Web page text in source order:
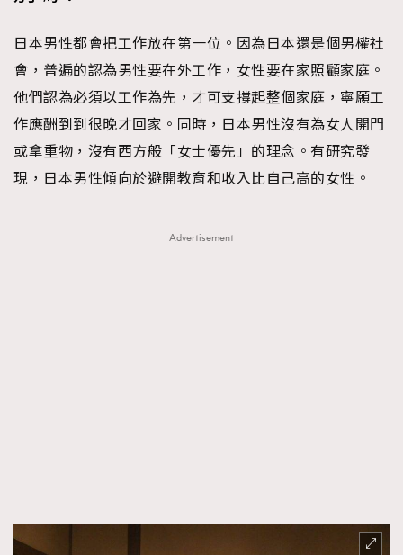
日本男性都會把工作放在第一位。因為日本還是個男權社
會，普遍的認為男性要在外工作，女性要在家照顧家庭。
他們認為必須以工作為先，才可支撐起整個家庭，寧願工
作應酬到到很晚才回家。同時，日本男性沒有為女人開門
或拿重物，沒有西方般「女士優先」的理念。有研究發
現，日本男性傾向於避開教育和收入比自己高的女性。
Advertisement